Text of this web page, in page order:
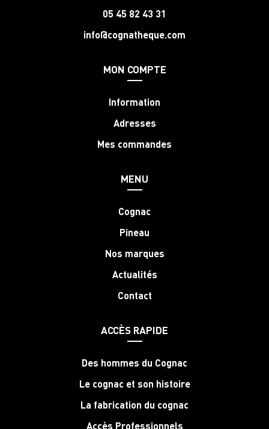
05 45 82 43 31
info@cognatheque.com
MON COMPTE
Information
Adresses
Mes commandes
MENU
Cognac
Pineau
Nos marques
Actualités
Contact
ACCÈS RAPIDE
Des hommes du Cognac
Le cognac et son histoire
La fabrication du cognac
Accès Professionnels